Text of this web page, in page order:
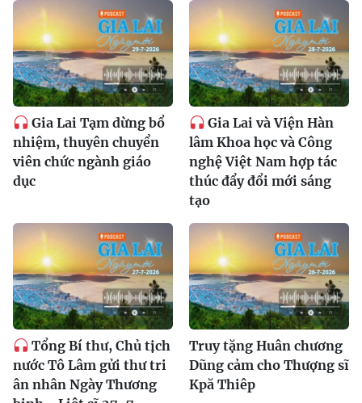
Gia Lai Tạm dừng bổ
nhiệm, thuyên chuyển
viên chức ngành giáo
dục
Gia Lai và Viện Hàn
lâm Khoa học và Công
nghệ Việt Nam hợp tác
thúc đẩy đổi mới sáng
tạo
Tổng Bí thư, Chủ tịch
nước Tô Lâm gửi thư tri
ân nhân Ngày Thương
Truy tặng Huân chương
Dũng cảm cho Thượng sĩ
Kpă Thiêp